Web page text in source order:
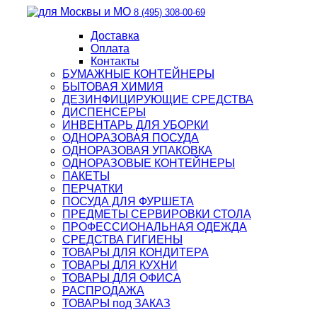
8 (495) 308-00-69
Доставка
Оплата
Контакты
БУМАЖНЫЕ КОНТЕЙНЕРЫ
БЫТОВАЯ ХИМИЯ
ДЕЗИНФИЦИРУЮЩИЕ СРЕДСТВА
ДИСПЕНСЕРЫ
ИНВЕНТАРЬ ДЛЯ УБОРКИ
ОДНОРАЗОВАЯ ПОСУДА
ОДНОРАЗОВАЯ УПАКОВКА
ОДНОРАЗОВЫЕ КОНТЕЙНЕРЫ
ПАКЕТЫ
ПЕРЧАТКИ
ПОСУДА ДЛЯ ФУРШЕТА
ПРЕДМЕТЫ СЕРВИРОВКИ СТОЛА
ПРОФЕССИОНАЛЬНАЯ ОДЕЖДА
СРЕДСТВА ГИГИЕНЫ
ТОВАРЫ ДЛЯ КОНДИТЕРА
ТОВАРЫ ДЛЯ КУХНИ
ТОВАРЫ ДЛЯ ОФИСА
РАСПРОДАЖА
ТОВАРЫ под ЗАКАЗ